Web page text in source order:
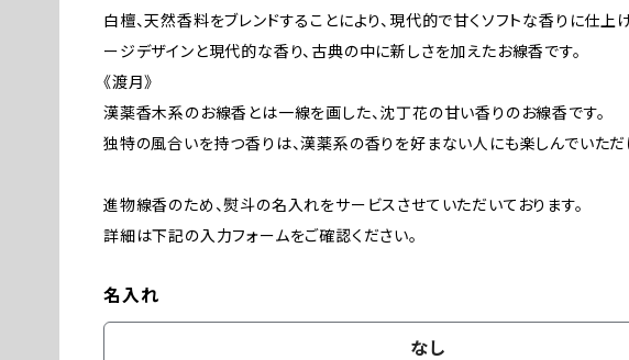
白檀、天然香料をブレンドすることにより、現代的で甘くソフトな香りに仕上
ージデザインと現代的な香り、古典の中に新しさを加えたお線香です。
《渡月》
漢薬香木系のお線香とは一線を画した、沈丁花の甘い香りのお線香です。
独特の風合いを持つ香りは、漢薬系の香りを好まない人にも楽しんでいただ
進物線香のため、熨斗の名入れをサービスさせていただいております。
詳細は下記の入力フォームをご確認ください。
名入れ
なし